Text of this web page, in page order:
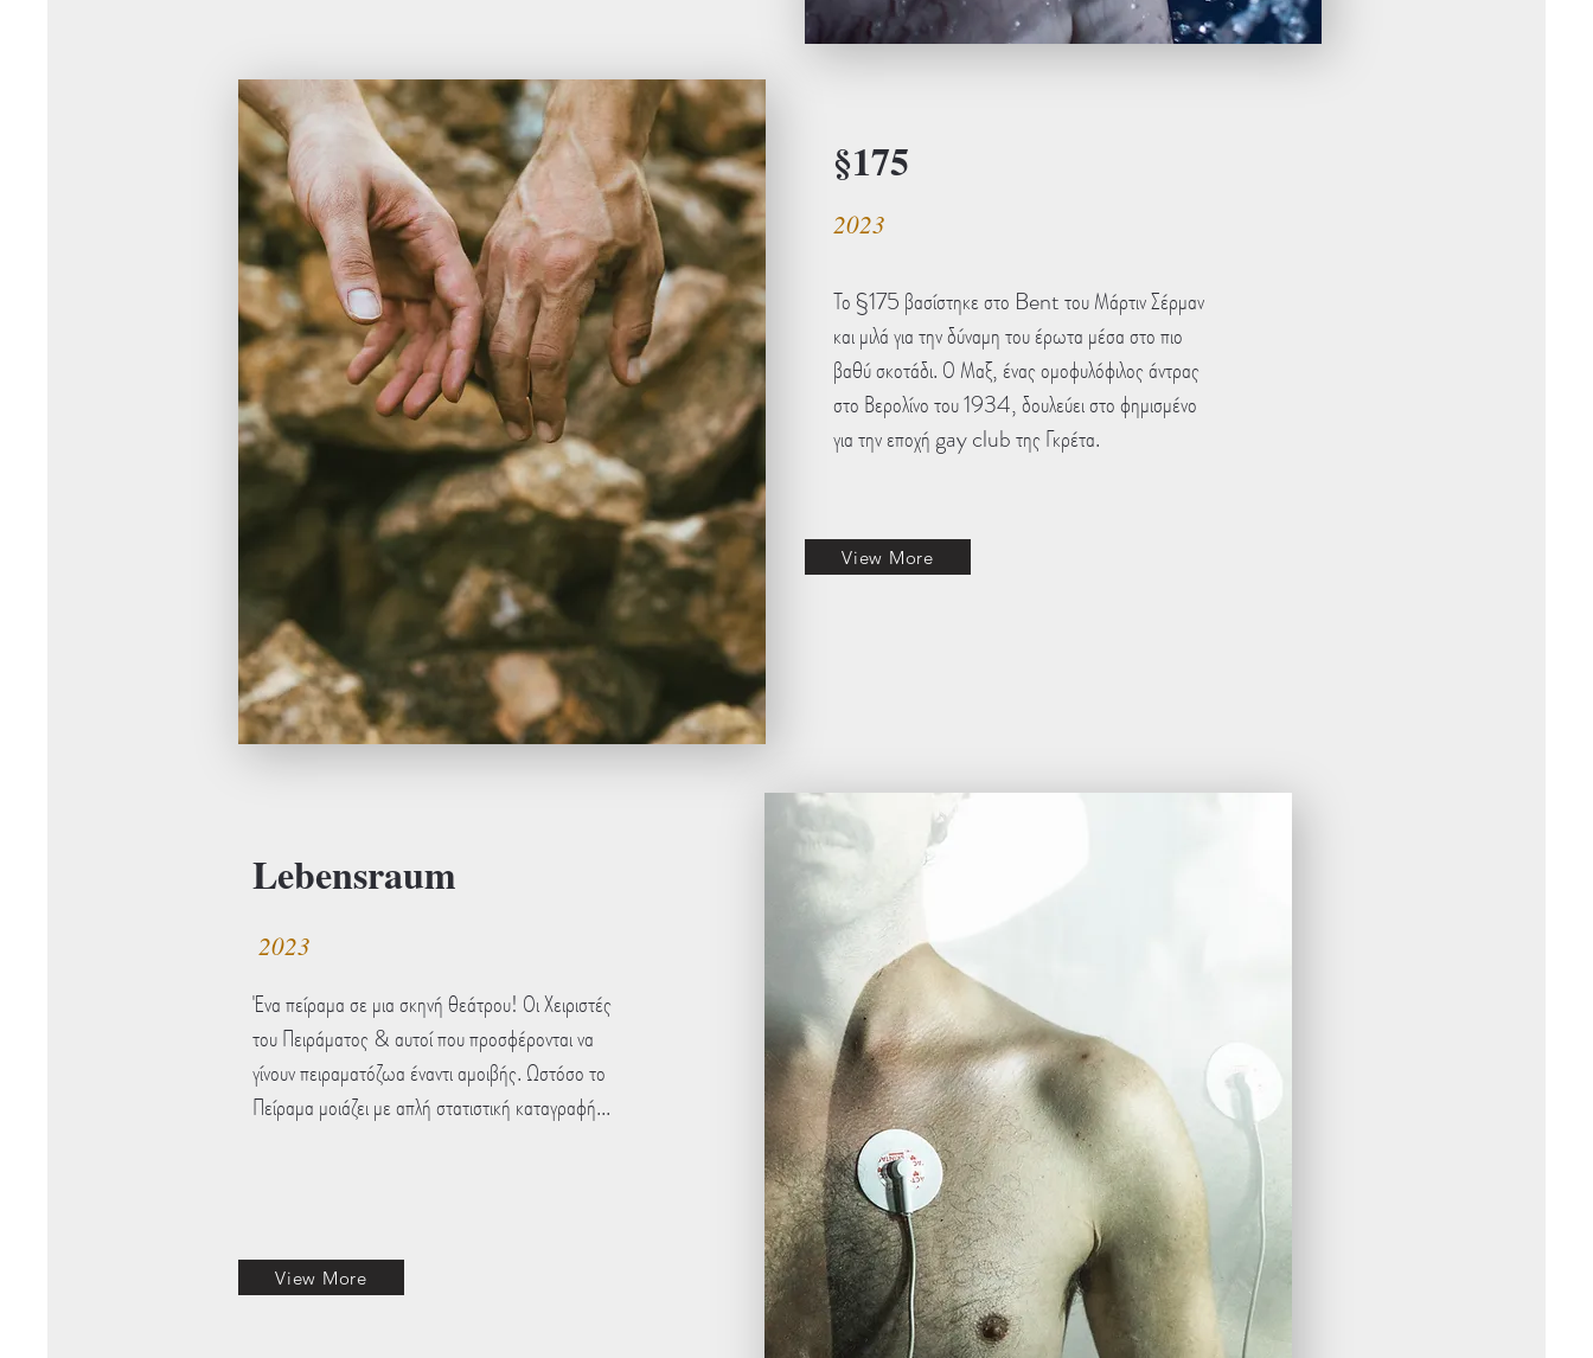
§175
2023
Το §175 βασίστηκε στο Bent του Μάρτιν Σέρμαν
και μιλά για την δύναμη του έρωτα μέσα στο πιο
βαθύ σκοτάδι. Ο Μαξ, ένας ομοφυλόφιλος άντρας
στο Βερολίνο του 1934, δουλεύει στο φημισμένο
για την εποχή gay club της Γκρέτα.
View More
Lebensraum
2023
Ένα πείραμα σε μια σκηνή θεάτρου! Οι Χειριστές
του Πειράματος & αυτοί που προσφέρονται να
γίνουν πειραματόζωα έναντι αμοιβής. Ωστόσο το
Πείραμα μοιάζει με απλή στατιστική καταγραφή...
View More